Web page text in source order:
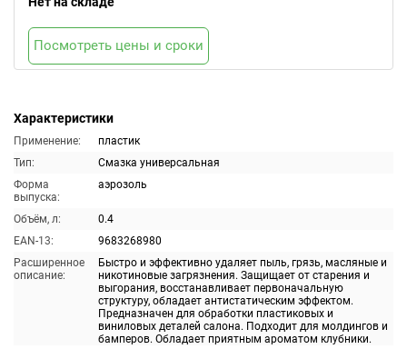
Характеристики
Применение:
пластик
Тип:
Смазка универсальная
Форма
выпуска:
аэрозоль
Объём, л:
0.4
EAN-13:
9683268980
Расширенное
описание:
Быстро и эффективно удаляет пыль, грязь, масляные и
никотиновые загрязнения. Защищает от старения и
выгорания, восстанавливает первоначальную
структуру, обладает антистатическим эффектом.
Предназначен для обработки пластиковых и
виниловых деталей салона. Подходит для молдингов и
бамперов. Обладает приятным ароматом клубники.
Посмотреть цены и сроки